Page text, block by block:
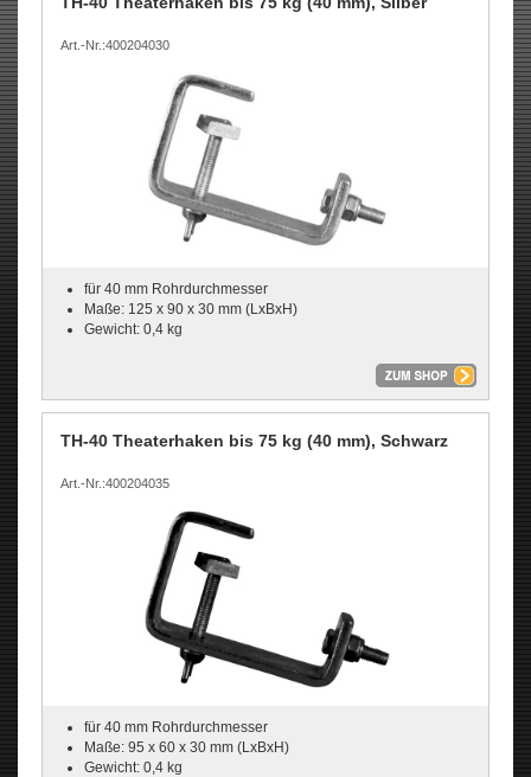
Art.-Nr.:400204030
für 40 mm Rohrdurchmesser
Maße: 125 x 90 x 30 mm (LxBxH)
Gewicht: 0,4 kg
TH-40 Theaterhaken bis 75 kg (40 mm), Schwarz
Art.-Nr.:400204035
für 40 mm Rohrdurchmesser
Maße: 95 x 60 x 30 mm (LxBxH)
Gewicht: 0,4 kg